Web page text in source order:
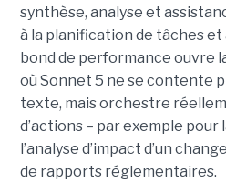
synthèse, analyse et
à la planification de tâches et
bond de performance ouvre
où Sonnet 5 ne se contente
texte, mais orchestre
d’actions – par exemple pour
l’analyse d’impact d’un
de rapports réglementaires.